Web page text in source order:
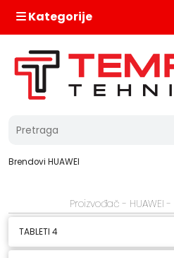
Kategorije
Brendovi HUAWEI
Proizvođač - HUAWEI
TABLETI 4